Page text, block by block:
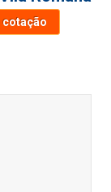
cotação